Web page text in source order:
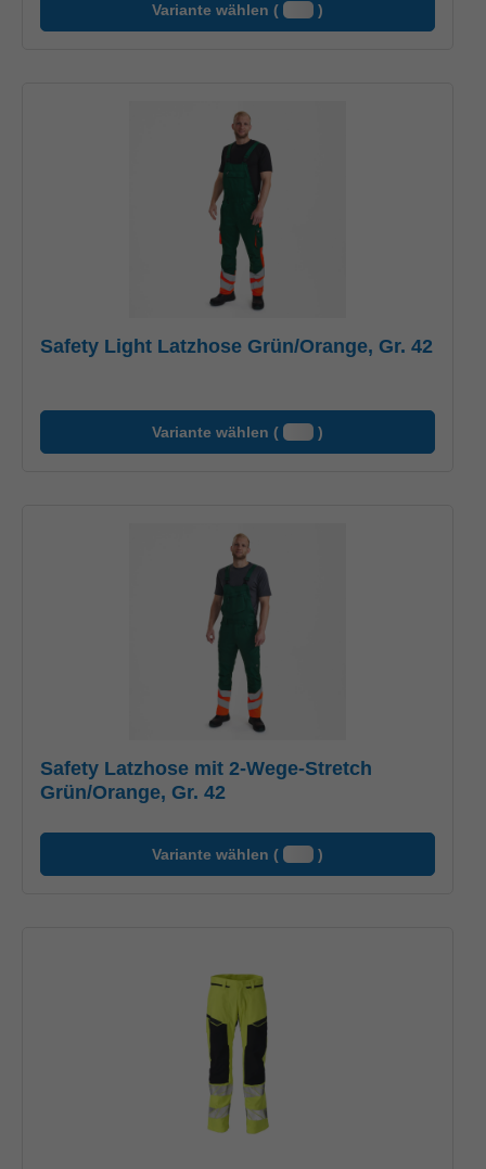
Variante wählen ( )
Safety Light Latzhose Grün/Orange, Gr. 42
Variante wählen ( )
Safety Latzhose mit 2-Wege-Stretch
Grün/Orange, Gr. 42
Variante wählen ( )